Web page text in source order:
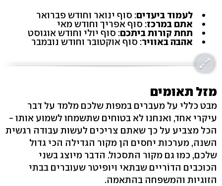
לעמוד ביעדים: סוף ינואר וחודש פברואר
אתם במרכז: סוף אפריך וחודש מאי
תחת קורות ביתכם: סוף יולי וחודש אוגוסט
אהבה באוויר: סוף אוקטובר וחודש נובמבר
מזל תאומים
מבט כללי על מעברים במפות שלכם מלמד על דבר
עיקרי אחד, ואנחנו לא בטוחים שתשמחו לשמוע אותו -
הכל מצביע על כך שאתם צריכים לעשות עבודה רגשית
השנה, מערכות יחסים הן מקור הגדילה הכי גדול
שלכם, כמו גם מקור התסכול. הדבר מיוצג בשני
הכוכבים הדוֹריים שבתאי ויופיטר שעוברים בבתי
הזוגיות והמשפחה בהתאמה.